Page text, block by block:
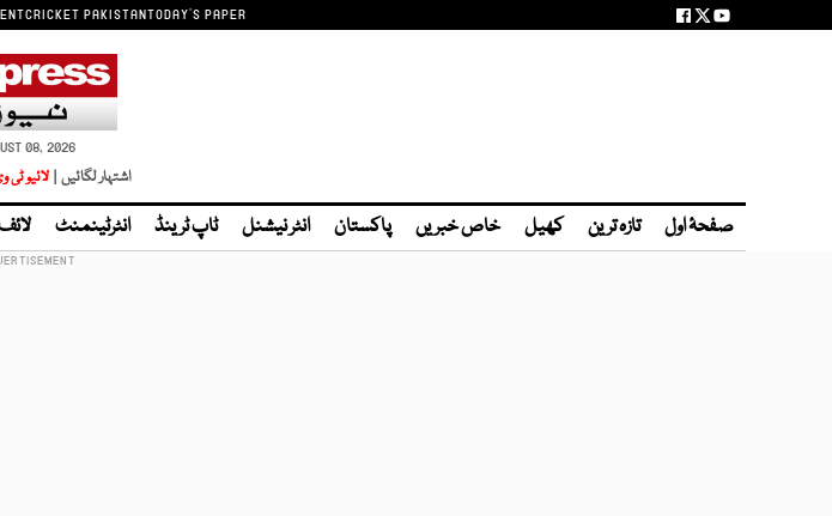
CRICKET PAKISTANTODAY'S PAPER
08, 2026
اشتہار لگائیں | لائیو ٹی
صفحۂ اول تازہ ترین کھیل خاص خبریں پاکستان انٹر نیشنل ٹاپ ٹرینڈ انٹرٹینمنٹ